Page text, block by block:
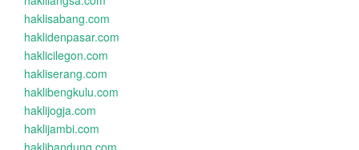
haklisabang.com
haklidenpasar.com
haklicilegon.com
hakliserang.com
haklibengkulu.com
haklijogja.com
haklijambi.com
haklibandung.com